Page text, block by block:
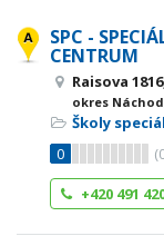
SPC -
CENTRUM
Raisova
okres
Školy
0
(
+420 491